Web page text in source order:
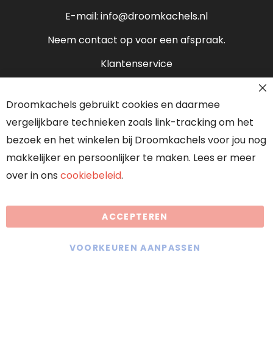
Open haard
E-mail: info@droomkachels.nl
Neem contact op voor een afspraak.
Klantenservice
Over ons
Onze partners
Offerte aanvragen
Algemene voorwaarden
Droomkachels maakt gebruik vancookies
KVK: 70636117
BTW: NL858402889B01
Droomkachels gebruikt cookies en daarmee
vergelijkbare technieken zoals link-tracking om het
bezoek en het winkelen bij Droomkachels voor jou nog
makkelijker en persoonlijker te maken. Lees er meer
over in ons cookiebeleid.
ACCEPTEREN
VOORKEUREN AANPASSEN